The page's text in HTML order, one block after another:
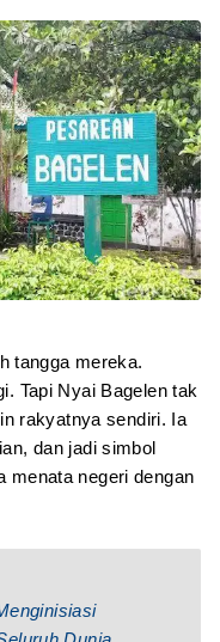
tangga mereka.
Tapi Nyai Bagelen tak
rakyatnya sendiri. Ia
dan jadi simbol
menata negeri dengan